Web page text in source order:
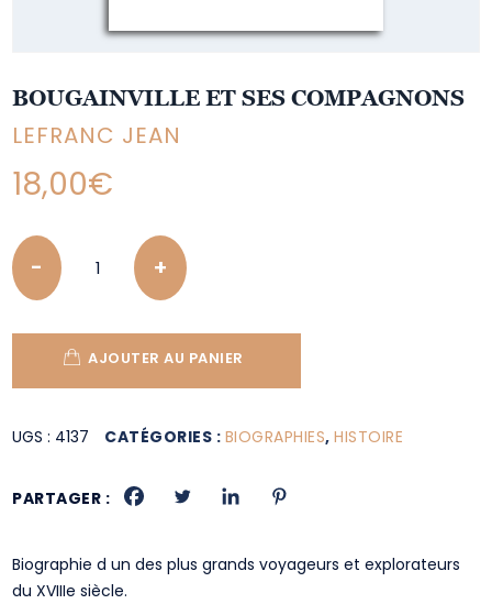
BOUGAINVILLE ET SES COMPAGNONS
LEFRANC JEAN
18,00€
Quantity
AJOUTER AU PANIER
UGS : 4137 CATÉGORIES : BIOGRAPHIES,HISTOIRE
PARTAGER :
Biographie d un des plus grands voyageurs et explorateurs
du XVIIIe siècle.